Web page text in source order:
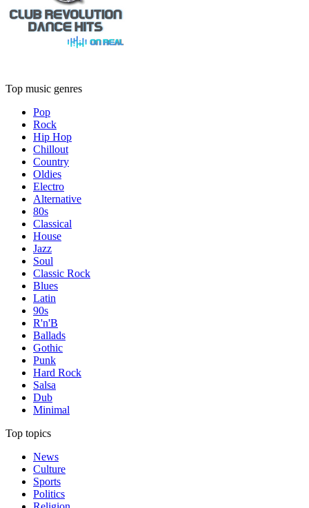
Top music genres
Pop
Rock
Hip Hop
Chillout
Country
Oldies
Electro
Alternative
80s
Classical
House
Jazz
Soul
Classic Rock
Blues
Latin
90s
R'n'B
Ballads
Gothic
Punk
Hard Rock
Salsa
Dub
Minimal
Top topics
News
Culture
Sports
Politics